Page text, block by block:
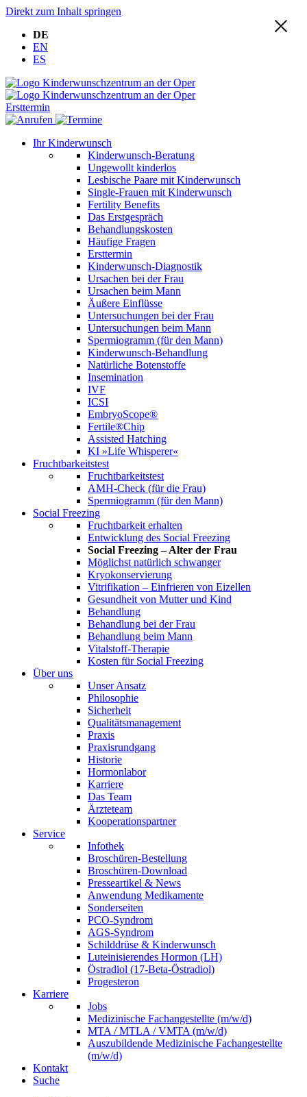
Direkt zum Inhalt springen
DE
EN
ES
Ersttermin
Ihr Kinderwunsch
Kinderwunsch-Beratung
Ungewollt kinderlos
Lesbische Paare mit Kinderwunsch
Single-Frauen mit Kinderwunsch
Fertility Benefits
Das Erstgespräch
Behandlungskosten
Häufige Fragen
Ersttermin
Kinderwunsch-Diagnostik
Ursachen bei der Frau
Ursachen beim Mann
Äußere Einflüsse
Untersuchungen bei der Frau
Untersuchungen beim Mann
Spermiogramm (für den Mann)
Kinderwunsch-Behandlung
Natürliche Botenstoffe
Insemination
IVF
ICSI
EmbryoScope®
Fertile®Chip
Assisted Hatching
KI »Life Whisperer«
Fruchtbarkeitstest
Fruchtbarkeitstest
AMH-Check (für die Frau)
Spermiogramm (für den Mann)
Social Freezing
Fruchtbarkeit erhalten
Entwicklung des Social Freezing
Social Freezing – Alter der Frau
Möglichst natürlich schwanger
Kryokonservierung
Vitrifikation – Einfrieren von Eizellen
Gesundheit von Mutter und Kind
Behandlung
Behandlung bei der Frau
Behandlung beim Mann
Vitalstoff-Therapie
Kosten für Social Freezing
Über uns
Unser Ansatz
Philosophie
Sicherheit
Qualitätsmanagement
Praxis
Praxisrundgang
Historie
Hormonlabor
Karriere
Das Team
Ärzteteam
Kooperationspartner
Service
Infothek
Broschüren-Bestellung
Broschüren-Download
Presseartikel & News
Anwendung Medikamente
Sonderseiten
PCO-Syndrom
AGS-Syndrom
Schilddrüse & Kinderwunsch
Luteinisierendes Hormon (LH)
Östradiol (17-Beta-Östradiol)
Progesteron
Karriere
Jobs
Medizinische Fachangestellte (m/w/d)
MTA / MTLA / VMTA (m/w/d)
Auszubildende Medizinische Fachangestellte
(m/w/d)
Kontakt
Suche